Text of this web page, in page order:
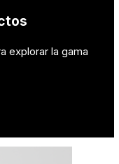
explorar la gama